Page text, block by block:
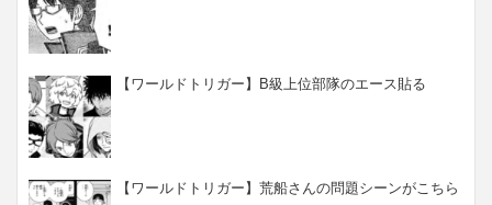
【ワールドトリガー】B級上位部隊のエース貼る
【ワールドトリガー】荒船さんの問題シーンがこちら